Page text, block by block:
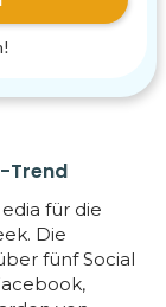
Trend
für die
Die
fünf Social